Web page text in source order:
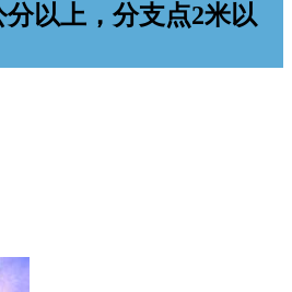
以上，分支点2米以